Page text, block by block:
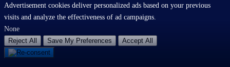
Advertisement cookies deliver personalized ads based on your previous
visits and analyze the effectiveness of ad campaigns.
None
Reject All Save My Preferences Accept All